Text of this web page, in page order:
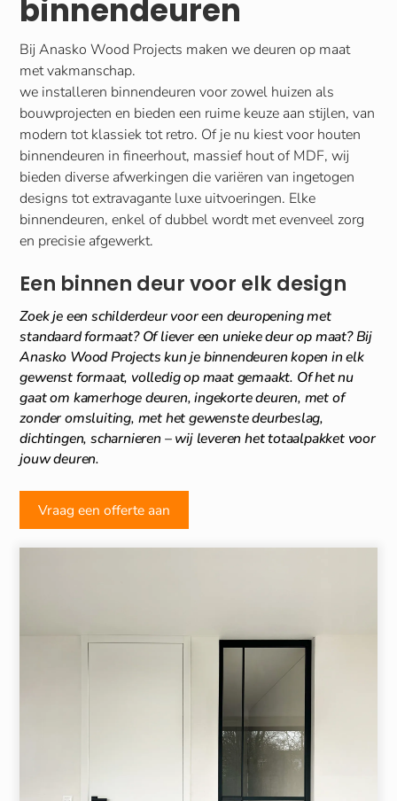
binnendeuren
Bij Anasko Wood Projects maken we deuren op maat
met vakmanschap.
we installeren binnendeuren voor zowel huizen als
bouwprojecten en bieden een ruime keuze aan stijlen, van
modern tot klassiek tot retro. Of je nu kiest voor houten
binnendeuren in fineerhout, massief hout of MDF, wij
bieden diverse afwerkingen die variëren van ingetogen
designs tot extravagante luxe uitvoeringen. Elke
binnendeuren, enkel of dubbel wordt met evenveel zorg
en precisie afgewerkt.
Een binnen deur voor elk design
Zoek je een schilderdeur voor een deuropening met
standaard formaat? Of liever een unieke deur op maat? Bij
Anasko Wood Projects kun je binnendeuren kopen in elk
gewenst formaat, volledig op maat gemaakt. Of het nu
gaat om kamerhoge deuren, ingekorte deuren, met of
zonder omsluiting, met het gewenste deurbeslag,
dichtingen, scharnieren – wij leveren het totaalpakket voor
jouw deuren.
Vraag een offerte aan